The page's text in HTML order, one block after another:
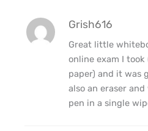
Grish616
Great little
online exam I took
paper) and it was
also an eraser
pen in a single